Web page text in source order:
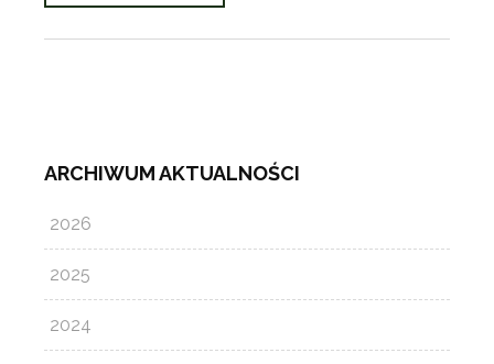
ARCHIWUM AKTUALNOŚCI
2026
2025
2024